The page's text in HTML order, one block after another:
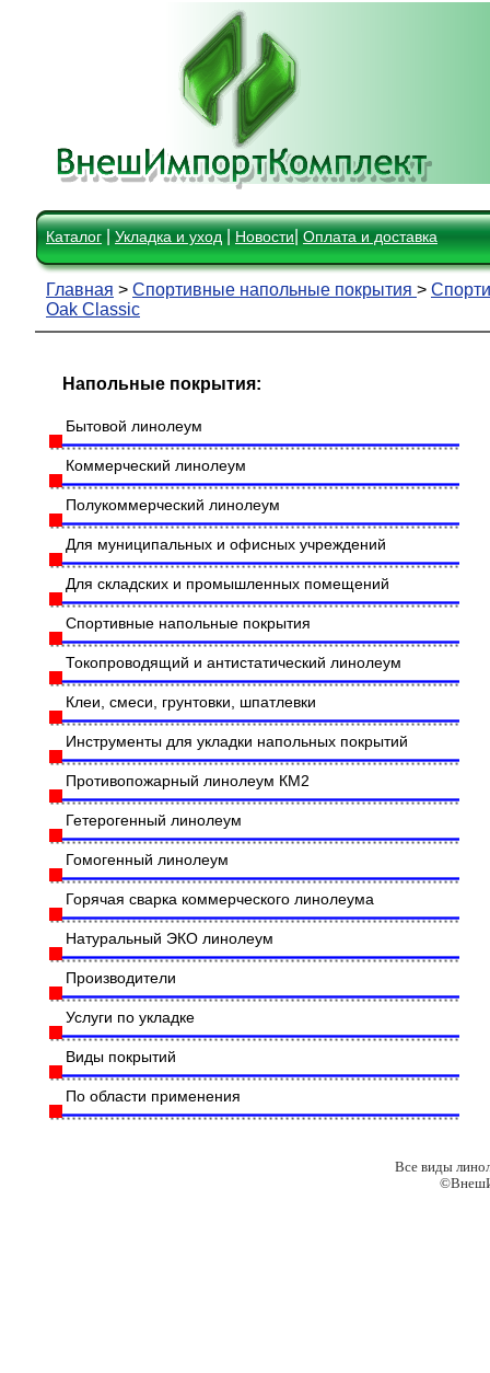
Каталог Укладка и уход Новости Оплата и доставка
Главная > Спортивные напольные покрытия >
Oak Classic
Напольные покрытия:
Бытовой линолеум
Коммерческий линолеум
Полукоммерческий линолеум
Для муниципальных и офисных учреждений
Для складских и промышленных помещений
Спортивные напольные покрытия
Токопроводящий и антистатический линолеум
Клеи, смеси, грунтовки, шпатлевки
Инструменты для укладки напольных покрытий
Противопожарный линолеум КМ2
Гетерогенный линолеум
Гомогенный линолеум
Горячая сварка коммерческого линолеума
Натуральный ЭКО линолеум
Производители
Услуги по укладке
Виды покрытий
По области применения
Все виды